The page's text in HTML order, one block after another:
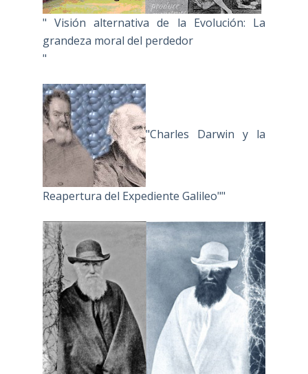
" Visión alternativa de la Evolución: La
grandeza moral del perdedor
"
"Charles Darwin y la
Reapertura del Expediente Galileo""